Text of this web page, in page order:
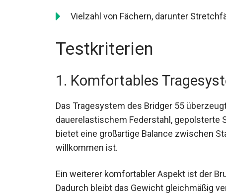
Vielzahl von Fächern, darunter
Testkriterien
1. Komfortables
Das Tragesystem des Bridger 55
dauerelastischem Federstahl, gepolsterte
bietet eine großartige Balance zwischen
sehr willkommen ist.
Ein weiterer komfortabler Aspekt ist der
Dadurch bleibt das Gewicht gleichmäßig